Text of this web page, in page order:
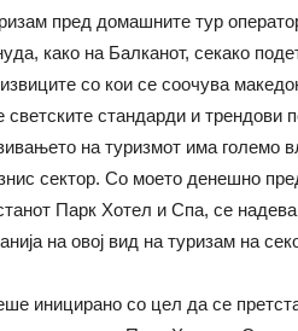
пред домашните тур
како на Балканот, секако
со кои се соочува
светските стандарди и трендови
на туризмот има големо
сектор. Со моето денешно
Парк Хотел и Спа, се
на овој вид на туризам на
иницирано со цел да се